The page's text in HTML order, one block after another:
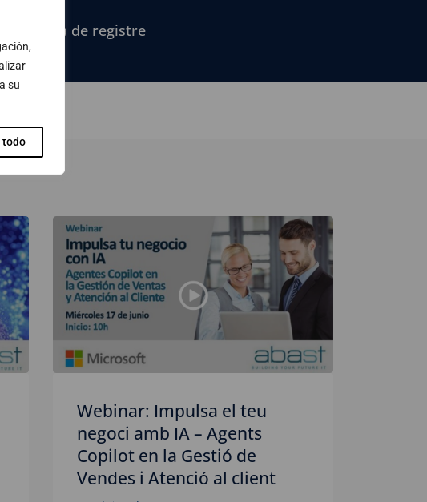
su
todo
la pàgina de registre
Webinar: Impulsa el teu
negoci amb IA – Agents
Copilot en la Gestió de
Vendes i Atenció al client